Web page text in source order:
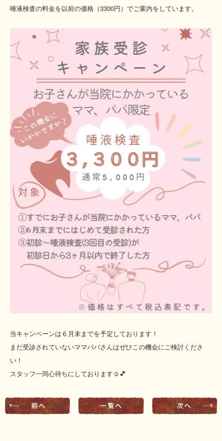
唾液検査の料金を以前の価格（3300円）でご案内をしています。
当キャンペーンは６月末までを予定しております！
まだ受診されていないママパパさんはぜひこの機会にご検討くださ
い！
スタッフ一同心待ちにしております☺️💕